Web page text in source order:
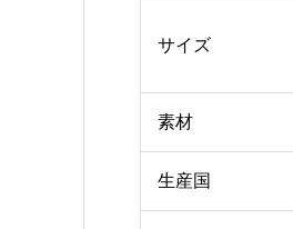
サイズ
素材
生産国